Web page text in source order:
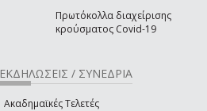
Πρωτόκολλα διαχείρισης
κρούσματος Covid-19
ΕΚΔΗΛΩΣΕΙΣ / ΣΥΝΕΔΡΙΑ
Ακαδημαϊκές Τελετές